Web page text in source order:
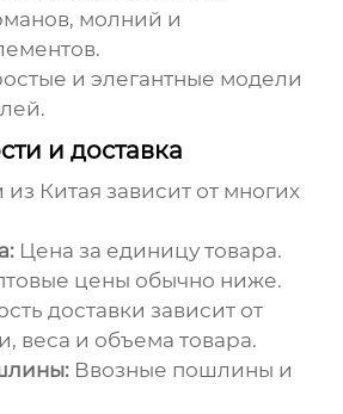
молний и
и элегантные модели
и доставка
из Китая зависит от многих
Цена за единицу товара.
цены обычно ниже.
доставки зависит от
веса и объема товара.
Ввозные пошлины и